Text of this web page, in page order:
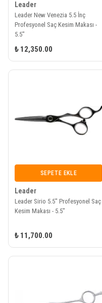
Leader
Leader New Venezia 5.5 İnç
Profesyonel Saç Kesim Makası -
5.5"
₺ 12,350.00
SEPETE EKLE
Leader
Leader Sirio 5.5" Profesyonel Saç
Kesim Makası - 5.5"
₺ 11,700.00